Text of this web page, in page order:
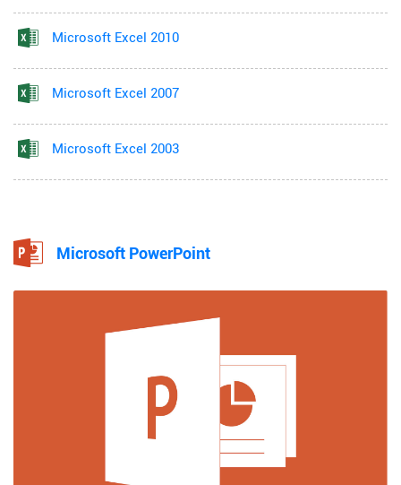
Microsoft Excel 2010
Microsoft Excel 2007
Microsoft Excel 2003
Microsoft PowerPoint